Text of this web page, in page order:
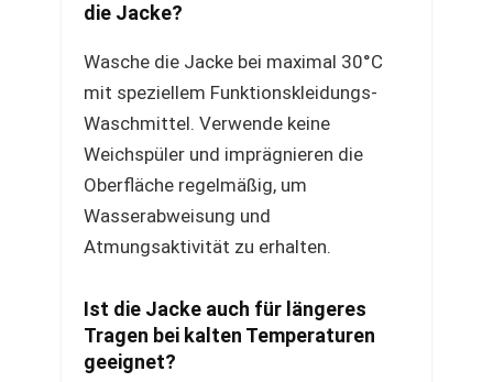
die Jacke?
Wasche die Jacke bei maximal 30°C
mit speziellem Funktionskleidungs-
Waschmittel. Verwende keine
Weichspüler und imprägnieren die
Oberfläche regelmäßig, um
Wasserabweisung und
Atmungsaktivität zu erhalten.
Ist die Jacke auch für längeres
Tragen bei kalten Temperaturen
geeignet?